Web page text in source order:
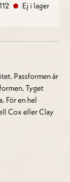
Ej i lager
Passformen är
Tyget
För en hel
Cox eller Clay